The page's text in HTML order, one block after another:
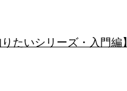
たいシリーズ・入門編】